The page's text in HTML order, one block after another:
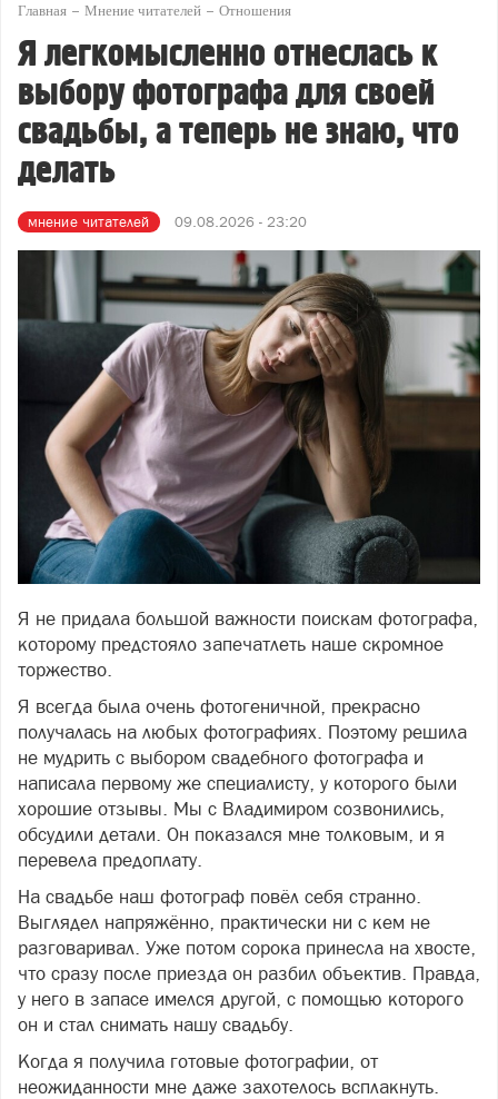
Главная Мнение читателей Отношения
Я легкомысленно отнеслась к
выбору фотографа для своей
свадьбы, а теперь не знаю, что
делать
мнение читателей 09.08.2026 - 23:20
Фото freepik.com
Я не придала большой важности поискам фотографа,
которому предстояло запечатлеть наше скромное
торжество.
Я всегда была очень фотогеничной, прекрасно
получалась на любых фотографиях. Поэтому решила
не мудрить с выбором свадебного фотографа и
написала первому же специалисту, у которого были
хорошие отзывы. Мы с Владимиром созвонились,
обсудили детали. Он показался мне толковым, и я
перевела предоплату.
На свадьбе наш фотограф повёл себя странно.
Выглядел напряжённо, практически ни с кем не
разговаривал. Уже потом сорока принесла на хвосте,
что сразу после приезда он разбил объектив. Правда,
у него в запасе имелся другой, с помощью которого
он и стал снимать нашу свадьбу.
Когда я получила готовые фотографии, от
неожиданности мне даже захотелось всплакнуть.